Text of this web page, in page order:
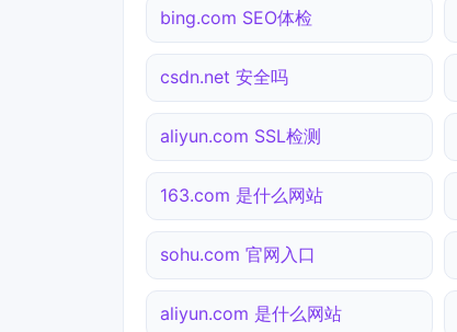
bing.com SEO体检
csdn.net 安全吗
aliyun.com SSL检测
163.com 是什么网站
sohu.com 官网入口
aliyun.com 是什么网站